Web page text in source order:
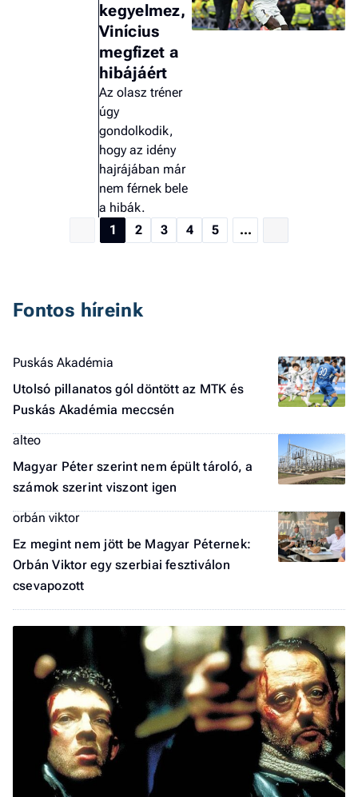
kegyelmez,
Vinícius
megfizet a
hibájáért
Az olasz tréner
úgy
gondolkodik,
hogy az idény
hajrájában már
nem férnek bele
a hibák.
1
2 3 4 5 ...
Fontos híreink
Puskás Akadémia
Utolsó pillanatos gól döntött az MTK és
Puskás Akadémia meccsén
alteo
Magyar Péter szerint nem épült tároló, a
számok szerint viszont igen
orbán viktor
Ez megint nem jött be Magyar Péternek:
Orbán Viktor egy szerbiai fesztiválon
csevapozott